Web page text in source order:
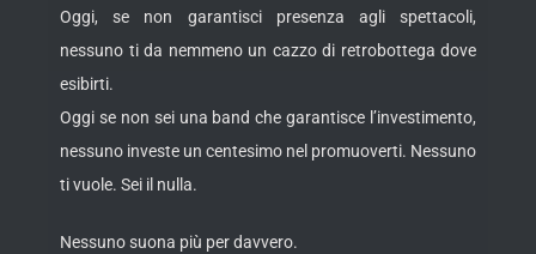
Oggi, se non garantisci presenza agli spettacoli,
nessuno ti da nemmeno un cazzo di retrobottega dove
esibirti.
Oggi se non sei una band che garantisce l’investimento,
nessuno investe un centesimo nel promuoverti. Nessuno
ti vuole. Sei il nulla.
Nessuno suona più per davvero.